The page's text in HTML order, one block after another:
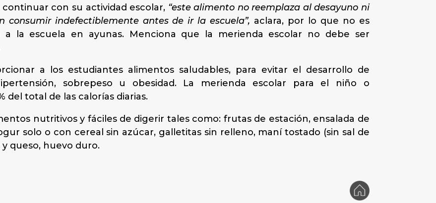
con su actividad escolar, “este alimento no reemplaza al desayuno ni
consumir indefectiblemente antes de ir la escuela”, aclara, por lo que no es
la escuela en ayunas. Menciona que la merienda escolar no debe ser
a los estudiantes alimentos saludables, para evitar el desarrollo de
sobrepeso u obesidad. La merienda escolar para el niño o
del total de las calorías diarias.
nutritivos y fáciles de digerir tales como: frutas de estación, ensalada de
solo o con cereal sin azúcar, galletitas sin relleno, maní tostado (sin sal de
queso, huevo duro.